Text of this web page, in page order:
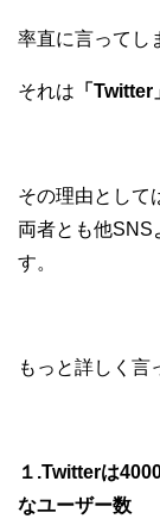
率直に言ってし
それは 「
その理由として
両者とも他SNS
す。
もっと詳しく言
１.Twitterは
なユーザー数